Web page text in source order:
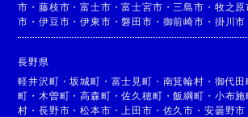
市 ・藤枝市 ・富士市 ・富士宮市 ・ 三島市 ・ 牧之原
市 ・伊豆市 ・伊東市 ・磐田市 ・ 御前崎市 ・ 掛川市
長野県
軽井沢町 ・坂城町 ・ 富士見町 ・ 南箕輪村 ・ 御代田
町 ・ 木曽町 ・高森町 ・佐久穂町 ・飯綱町 ・ 小布施
村 ・長野市 ・松本市 ・ 上田市 ・ 佐久市 ・ 安曇野市